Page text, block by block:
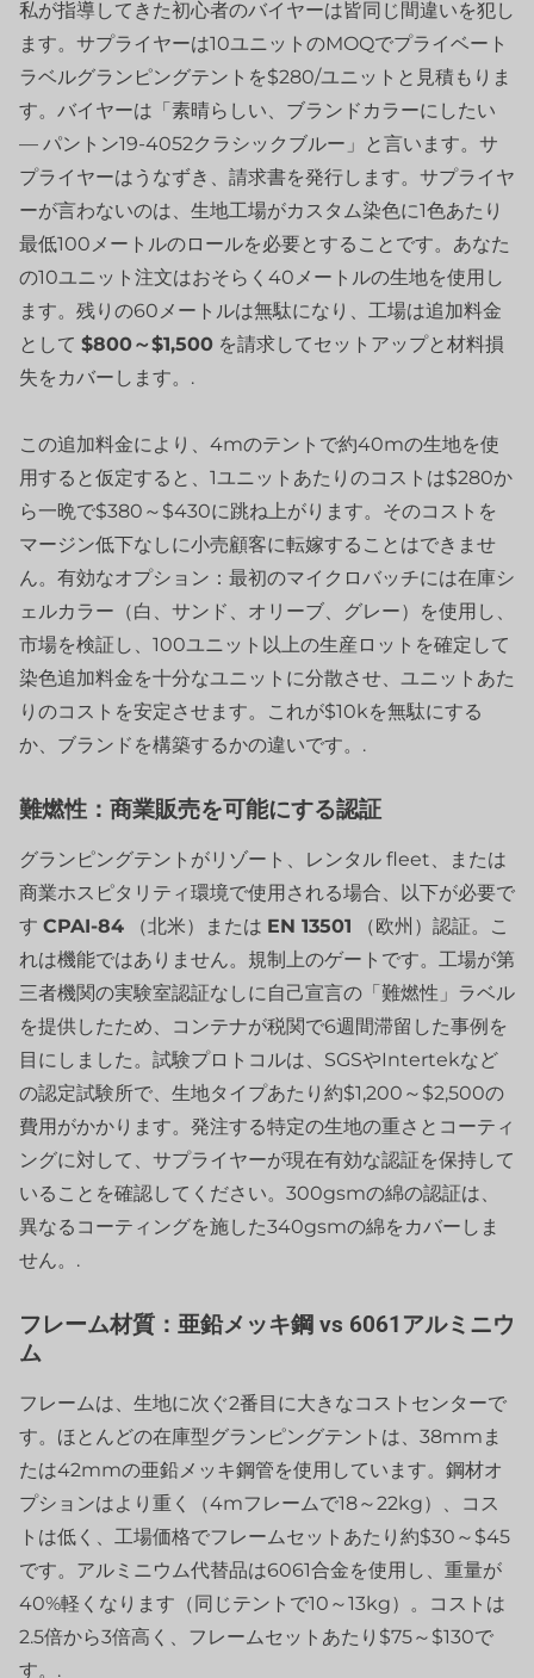
私が指導してきた初心者のバイヤーは皆同じ間違いを犯し
ます。サプライヤーは10ユニットのMOQでプライベート
ラベルグランピングテントを$280/ユニットと見積もりま
す。バイヤーは「素晴らしい、ブランドカラーにしたい
— パントン19-4052クラシックブルー」と言います。サ
プライヤーはうなずき、請求書を発行します。サプライヤ
ーが言わないのは、生地工場がカスタム染色に1色あたり
最低100メートルのロールを必要とすることです。あなた
の10ユニット注文はおそらく40メートルの生地を使用し
ます。残りの60メートルは無駄になり、工場は追加料金
として $800～$1,500 を請求してセットアップと材料損
失をカバーします。.
この追加料金により、4mのテントで約40mの生地を使
用すると仮定すると、1ユニットあたりのコストは$280か
ら一晩で$380～$430に跳ね上がります。そのコストを
マージン低下なしに小売顧客に転嫁することはできませ
ん。有効なオプション：最初のマイクロバッチには在庫シ
ェルカラー（白、サンド、オリーブ、グレー）を使用し、
市場を検証し、100ユニット以上の生産ロットを確定して
染色追加料金を十分なユニットに分散させ、ユニットあた
りのコストを安定させます。これが$10kを無駄にする
か、ブランドを構築するかの違いです。.
難燃性：商業販売を可能にする認証
グランピングテントがリゾート、レンタル fleet、または
商業ホスピタリティ環境で使用される場合、以下が必要で
す CPAI-84 （北米）または EN 13501 （欧州）認証。こ
れは機能ではありません。規制上のゲートです。工場が第
三者機関の実験室認証なしに自己宣言の「難燃性」ラベル
を提供したため、コンテナが税関で6週間滞留した事例を
目にしました。試験プロトコルは、SGSやIntertekなど
の認定試験所で、生地タイプあたり約$1,200～$2,500の
費用がかかります。発注する特定の生地の重さとコーティ
ングに対して、サプライヤーが現在有効な認証を保持して
いることを確認してください。300gsmの綿の認証は、
異なるコーティングを施した340gsmの綿をカバーしま
せん。.
フレーム材質：亜鉛メッキ鋼 vs 6061アルミニウ
ム
フレームは、生地に次ぐ2番目に大きなコストセンターで
す。ほとんどの在庫型グランピングテントは、38mmま
たは42mmの亜鉛メッキ鋼管を使用しています。鋼材オ
プションはより重く（4mフレームで18～22kg）、コス
トは低く、工場価格でフレームセットあたり約$30～$45
です。アルミニウム代替品は6061合金を使用し、重量が
40%軽くなります（同じテントで10～13kg）。コストは
2.5倍から3倍高く、フレームセットあたり$75～$130で
す。.